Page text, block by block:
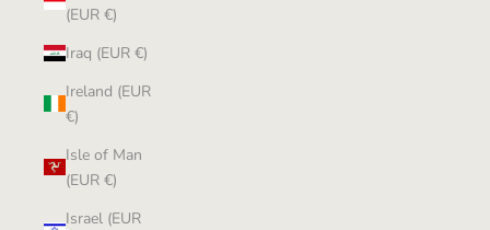
(EUR €)
Iraq (EUR €)
Ireland (EUR
€)
Isle of Man
(EUR €)
Israel (EUR